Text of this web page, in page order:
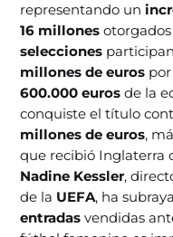
representando un
16 millones
selecciones
millones de euros
600.000 euros de la
conquiste el título
millones de euros,
que recibió Inglaterra
Nadine Kessler,
de la UEFA, ha
entradas vendidas